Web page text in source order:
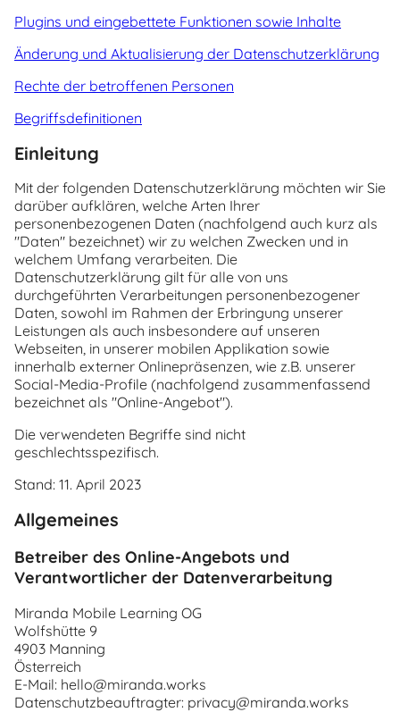
Plugins und eingebettete Funktionen sowie Inhalte
Änderung und Aktualisierung der Datenschutzerklärung
Rechte der betroffenen Personen
Begriffsdefinitionen
Einleitung
Mit der folgenden Datenschutzerklärung möchten wir Sie
darüber aufklären, welche Arten Ihrer
personenbezogenen Daten (nachfolgend auch kurz als
"Daten" bezeichnet) wir zu welchen Zwecken und in
welchem Umfang verarbeiten. Die
Datenschutzerklärung gilt für alle von uns
durchgeführten Verarbeitungen personenbezogener
Daten, sowohl im Rahmen der Erbringung unserer
Leistungen als auch insbesondere auf unseren
Webseiten, in unserer mobilen Applikation sowie
innerhalb externer Onlinepräsenzen, wie z.B. unserer
Social-Media-Profile (nachfolgend zusammenfassend
bezeichnet als "Online-Angebot").
Die verwendeten Begriffe sind nicht
geschlechtsspezifisch.
Stand: 11. April 2023
Allgemeines
Betreiber des Online-Angebots und
Verantwortlicher der Datenverarbeitung
Miranda Mobile Learning OG
Wolfshütte 9
4903 Manning
Österreich
E-Mail: hello@miranda.works
Datenschutzbeauftragter: privacy@miranda.works